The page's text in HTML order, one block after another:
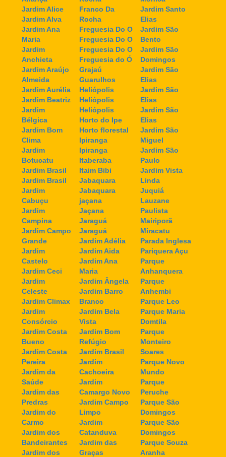
Jardim Alice
Jardim Alva
Jardim Ana
Maria
Jardim
Anchieta
Jardim Araújo
Almeida
Jardim Aurélia
Jardim Beatriz
Jardim
Bélgica
Jardim Bom
Clima
Jardim
Botucatu
Jardim Brasil
Jardim Brasil
Jardim
Cabuçu
Jardim
Campina
Jardim Campo
Grande
Jardim
Castelo
Jardim Ceci
Jardim
Celeste
Jardim Climax
Jardim
Consórcio
Jardim Costa
Bueno
Jardim Costa
Pereira
Jardim da
Saúde
Jardim das
Predras
Jardim do
Carmo
Jardim dos
Bandeirantes
Jardim dos
Franco Da
Rocha
Freguesia Do O
Freguesia Do O
Freguesia Do O
Freguesia do Ó
Grajaú
Guarulhos
Heliópolis
Heliópolis
Heliópolis
Horto do Ipe
Horto florestal
Ipiranga
Ipiranga
Itaberaba
Itaim Bibi
Jabaquara
Jabaquara
jaçana
Jaçana
Jaraguá
Jaraguá
Jardim Adélia
Jardim Aida
Jardim Ana
Maria
Jardim Ângela
Jardim Barro
Branco
Jardim Bela
Vista
Jardim Bom
Refúgio
Jardim Brasil
Jardim
Cachoeira
Jardim
Camargo Novo
Jardim Campo
Limpo
Jardim
Catanduva
Jardim das
Graças
Jardim Santo
Elias
Jardim São
Bento
Jardim São
Domingos
Jardim São
Elias
Jardim São
Elias
Jardim São
Elias
Jardim São
Miguel
Jardim São
Paulo
Jardim Vista
Linda
Juquiá
Lauzane
Paulista
Mairiporã
Miracatu
Parada Inglesa
Pariquera Açu
Parque
Anhanquera
Parque
Anhembi
Parque Leo
Parque Maria
Domtila
Parque
Monteiro
Soares
Parque Novo
Mundo
Parque
Peruche
Parque São
Domingos
Parque São
Domingos
Parque Souza
Aranha